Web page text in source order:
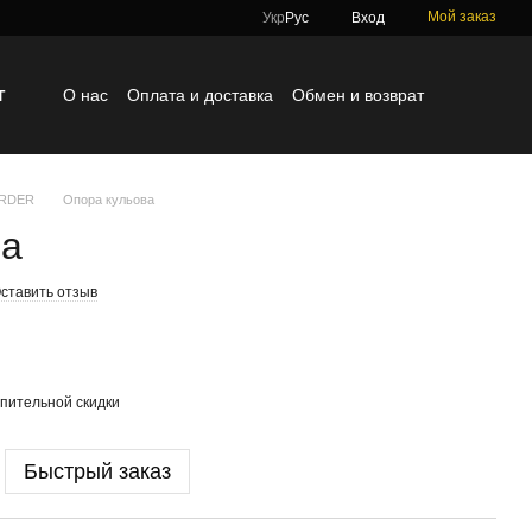
Укр Рус Вход Мой заказ
О нас Оплата и доставка
Обмен и возврат
Опора кульова
отзыв
скидки
Быстрый заказ